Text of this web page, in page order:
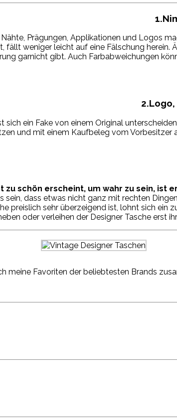
Nähte, Prägungen, Applikationen und Logos
fällt weniger leicht auf eine Fälschung
garnicht gibt. Auch Farbabweichungen
sich ein Fake von einem Original
und mit einem Kaufbeleg vom
zu schön erscheint, um wahr zu sein, ist
sein, dass etwas nicht ganz mit rechten
preislich sehr überzeigend ist, lohnt sich
oder verleihen der Designer Tasche erst
meine Favoriten der beliebtesten Brands